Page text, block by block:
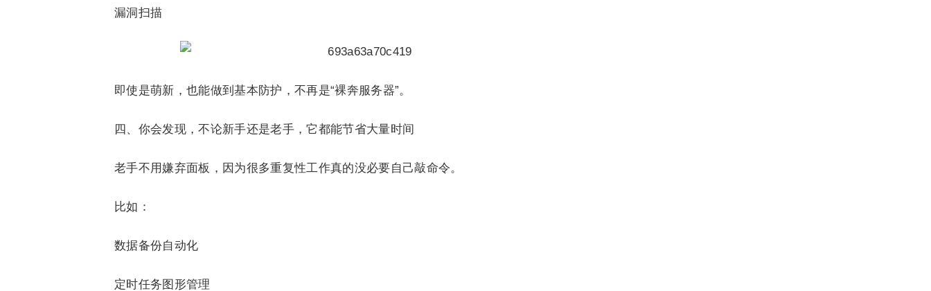
漏洞扫描
即使是萌新，也能做到基本防护，不再是“裸奔服务器”。
四、你会发现，不论新手还是老手，它都能节省大量时间
老手不用嫌弃面板，因为很多重复性工作真的没必要自己敲命令。
比如：
数据备份自动化
定时任务图形管理